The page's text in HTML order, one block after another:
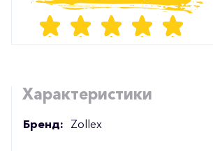
Характеристики
Бренд: Zollex